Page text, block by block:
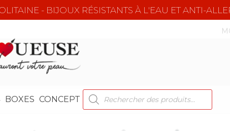
- BIJOUX RÉSISTANTS À L'EAU ET ANTI-
BOXES CONCEPT
RECHERCHE
DE
PRODUITS